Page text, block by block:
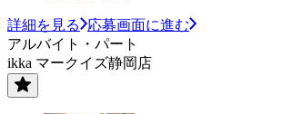
詳細を見る
応募画面に進む
アルバイト・パート
ikka マークイズ静岡店